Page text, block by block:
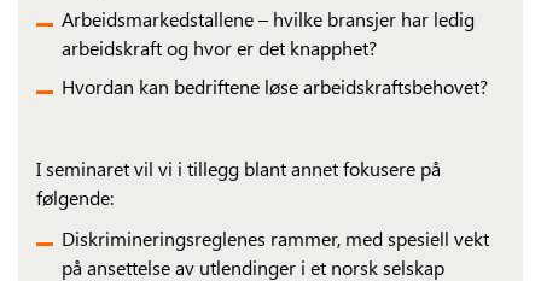
Arbeidsmarkedstallene – hvilke bransjer har ledig
arbeidskraft og hvor er det knapphet?
Hvordan kan bedriftene løse arbeidskraftsbehovet?
I seminaret vil vi i tillegg blant annet fokusere på
følgende:
Diskrimineringsreglenes rammer, med spesiell vekt
på ansettelse av utlendinger i et norsk selskap